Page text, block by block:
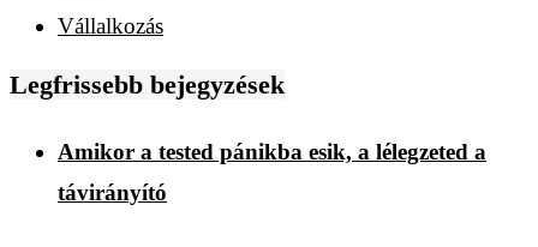
Vállalkozás
Legfrissebb bejegyzések
Amikor a tested pánikba esik, a lélegzeted a
távirányító